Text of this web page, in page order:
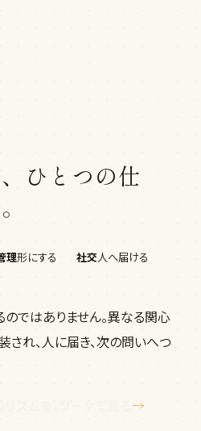
ひとつの仕
理形にする 社交人へ届ける
ではありません。異なる関心
され、人に届き、次の問いへつ
→